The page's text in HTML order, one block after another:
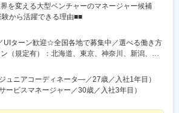
界を変える大型ベンチャーのマネージャー候補
から活躍できる理由■■
UIターン歓迎☆全国各地で募集中／選べる働き方
（規定有）：北海道、東京、神奈川、新潟、三
転勤なし可■東北／北海道、青森、岩手、宮城、
甲信越／茨城、栃木、群馬、埼玉、千葉、東京、
富山、山梨、長野■東海／岐阜、静岡、愛知、三重
ュニアコーディネータ―／27歳／入社1年目）
ービスマネージャー／30歳／入社3年目）